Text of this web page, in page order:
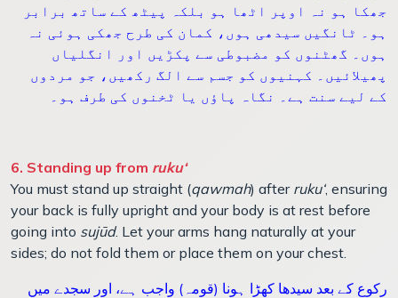
جھکا ہو نہ اوپر اٹھا ہو بلکہ پیٹھ کے ساتھ برابر
ہو۔ ٹانگیں سیدھی ہوں، کمان کی طرح جھکی ہوئی نہ
ہوں۔ گھٹنوں کو مضبوطی سے پکڑیں اور انگلیاں
پھیلائیں۔ کہنیوں کو جسم سے الگ رکھیں، جو مردوں
کے لیے سنت ہے۔ نگاہ پاؤں یا ٹخنوں کی طرف ہو۔
6. Standing up from ruku‘
You must stand up straight (qawmah) after ruku‘, ensuring
your back is fully upright and your body is at rest before
going into sujūd. Let your arms hang naturally at your
sides; do not fold them or place them on your chest.
رکوع کے بعد سیدھا کھڑا ہونا (قومہ) واجب ہے، اور سجدے میں